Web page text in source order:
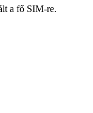
a fő SIM-re.